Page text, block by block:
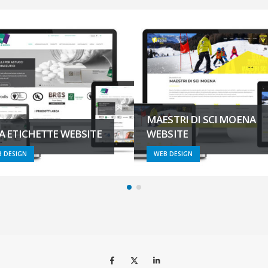
DI SCI MOENA
DESIGN
IAME KARTING WEBSITE
WEB DESIGN